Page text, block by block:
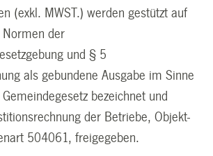
(exkl. MWST.) werden gestützt auf
Normen der
und § 5
als gebundene Ausgabe im Sinne
bezeichnet und
der Betriebe, Objekt-
504061, freigegeben.